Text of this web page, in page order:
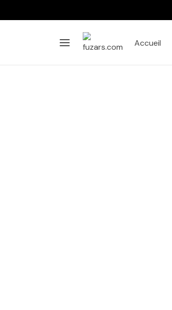
Accueil